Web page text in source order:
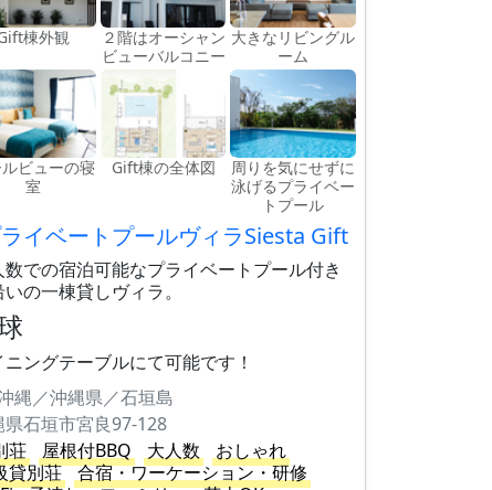
棟外観
２階はオーシャン
ビューバルコニー
大きなリビングル
ーム
ビューの寝
室
Gift棟の全体図
周りを気にせずに
泳げるプライベー
トプール
イベートプールヴィラSiesta Gift
数での宿泊可能なプライベートプール付き
の一棟貸しヴィラ。
ニングテーブルにて可能です！
縄／沖縄県／石垣島
県石垣市宮良97-128
荘
屋根付BBQ 大人数
おしゃれ
貸別荘
合宿・ワーケーション・研修